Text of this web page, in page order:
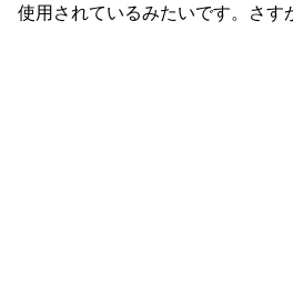
使用されているみたいです。さす